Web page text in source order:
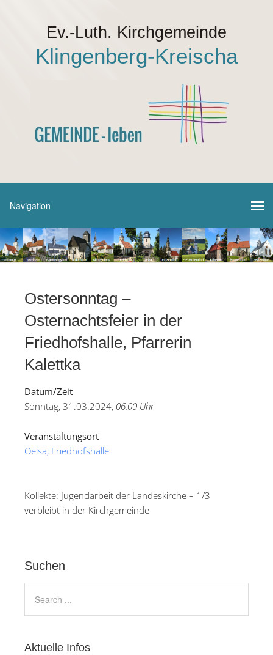
Ev.-Luth. Kirchgemeinde
Klingenberg-Kreischa
Ostersonntag –
Osternachtsfeier in der
Friedhofshalle, Pfarrerin
Kalettka
Datum/Zeit
Sonntag, 31.03.2024, 06:00 Uhr
Veranstaltungsort
Oelsa, Friedhofshalle
Kollekte: Jugendarbeit der Landeskirche – 1/3
verbleibt in der Kirchgemeinde
Suchen
Aktuelle Infos